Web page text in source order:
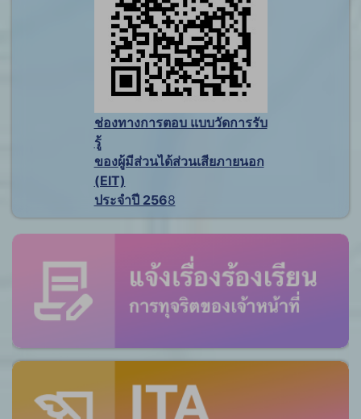
ช่องทางการตอบ แบบวัดการรับ
รู้
ของผู้มีส่วนได้ส่วนเสียภายนอก
(EIT)
ประจำปี 2568